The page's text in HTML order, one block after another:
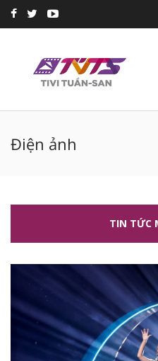
Điện ảnh
TIN TỨC